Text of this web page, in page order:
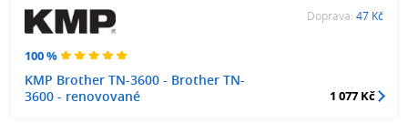
100 %
KMP Brother TN-3600 - Brother TN-
3600 - renovované
Doprava: 47 Kč
1 077 Kč